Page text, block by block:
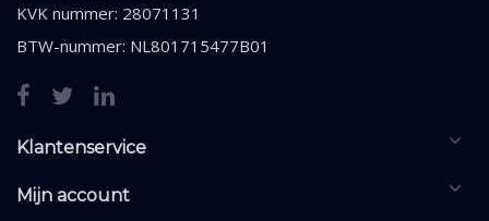
KVK nummer: 28071131
BTW-nummer: NL801715477B01
Klantenservice
Mijn account